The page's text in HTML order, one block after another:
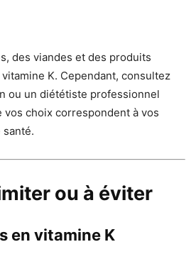
des viandes et des produits
K. Cependant, consultez
ou un diététiste professionnel
vos choix correspondent à vos
santé.
ou à éviter
en vitamine K